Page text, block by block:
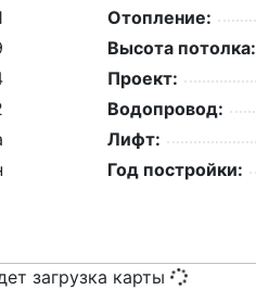
Отопление:
Высота потолка:
Проект:
Водопровод:
Лифт:
Год постройки:
загрузка карты